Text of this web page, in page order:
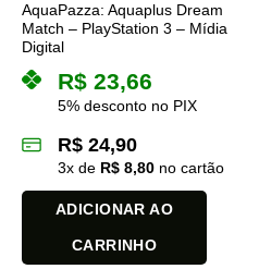
AquaPazza: Aquaplus Dream
Match – PlayStation 3 – Mídia
Digital
R$ 23,66
5% desconto no PIX
R$ 24,90
3x de R$ 8,80 no cartão
ADICIONAR AO
CARRINHO